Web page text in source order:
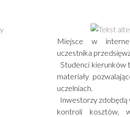
Miejsce w
uczestnika
Studenci kierunków
materiały
uczelniach.
Inwestorzy
kontroli kosztów,